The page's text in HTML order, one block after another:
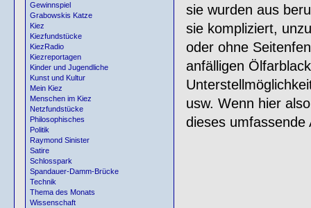
Gewinnspiel
Grabowskis Katze
Kiez
Kiezfundstücke
KiezRadio
Kiezreportagen
Kinder und Jugendliche
Kunst und Kultur
Mein Kiez
Menschen im Kiez
Netzfundstücke
Philosophisches
Politik
Raymond Sinister
Satire
Schlosspark
Spandauer-Damm-Brücke
Technik
Thema des Monats
Wissenschaft
sie wurden aus
sie kompliziert,
oder ohne
anfälligen
usw. Wenn hier
dieses umfassende